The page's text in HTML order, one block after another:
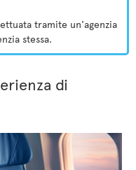
tramite un'agenzia
stessa.
di